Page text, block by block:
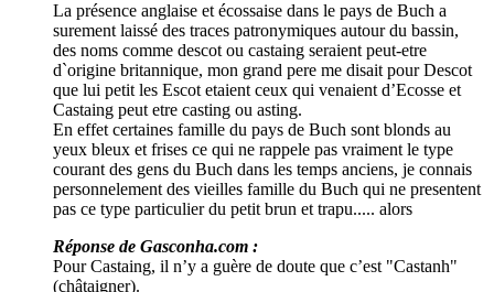
La présence anglaise et écossaise dans le pays de Buch a
surement laissé des traces patronymiques autour du bassin,
des noms comme descot ou castaing seraient peut-etre
d`origine britannique, mon grand pere me disait pour Descot
que lui petit les Escot etaient ceux qui venaient d’Ecosse et
Castaing peut etre casting ou asting.
En effet certaines famille du pays de Buch sont blonds au
yeux bleux et frises ce qui ne rappele pas vraiment le type
courant des gens du Buch dans les temps anciens, je connais
personnelement des vieilles famille du Buch qui ne presentent
pas ce type particulier du petit brun et trapu..... alors
Réponse de Gasconha.com :
Pour Castaing, il n’y a guère de doute que c’est "Castanh"
(châtaigner).